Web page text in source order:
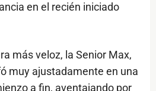
en el recién iniciado
más veloz, la Senior Max,
muy ajustadamente en una
a fin, aventajando por